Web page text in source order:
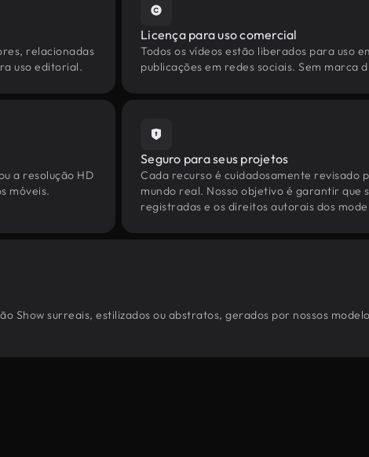
relacionadas
uso editorial.
Licença para uso comercial
Todos os vídeos estão liberados para uso
publicações em redes sociais. Sem marca
a resolução HD
móveis.
Seguro para seus projetos
Cada recurso é cuidadosamente revisado
mundo real. Nosso objetivo é garantir que
registradas e os direitos autorais dos
Show surreais, estilizados ou abstratos, gerados por nossos